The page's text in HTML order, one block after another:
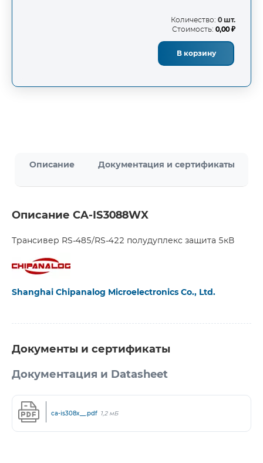
Количество: 0 шт.
Стоимость: 0,00 ₽
В корзину
Описание Документация и сертификаты
Описание CA-IS3088WX
Трансивер RS-485/RS-422 полудуплекс защита 5кВ
Shanghai Chipanalog Microelectronics Co., Ltd.
Документы и сертификаты
Документация и Datasheet
ca-is308x__.pdf 1,2 мБ